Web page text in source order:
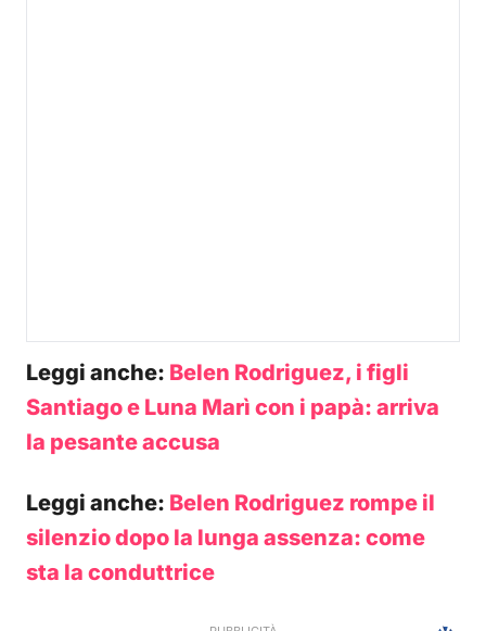
Leggi anche: Belen Rodriguez, i figli
Santiago e Luna Marì con i papà: arriva
la pesante accusa
Leggi anche: Belen Rodriguez rompe il
silenzio dopo la lunga assenza: come
sta la conduttrice